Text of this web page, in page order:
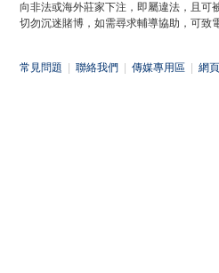
向非法或海外莊家下注，即屬違法，且可
切勿沉迷賭博，如需尋求輔導協助，可致
常見問題 聯絡我們 傳媒專用區 網